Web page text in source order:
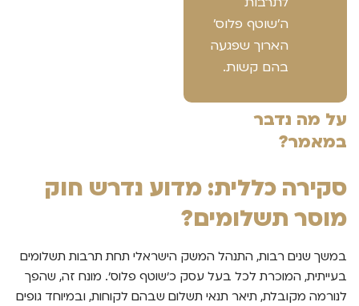
ה'שוטף פלוס'
הארוך שפגעה
בהם קשות.
על מה נדבר
במאמר?
סקירה כללית: מדוע נדרש חוק
מוסר תשלומים?
במשך שנים רבות, התנהל המשק הישראלי תחת תרבות תשלומים
בעייתית, המוכרת לכל בעל עסק כ'שוטף פלוס'. מונח זה, שהפך
לנורמה מקובלת, תיאר תנאי תשלום שבהם לקוחות, ובמיוחד גופים